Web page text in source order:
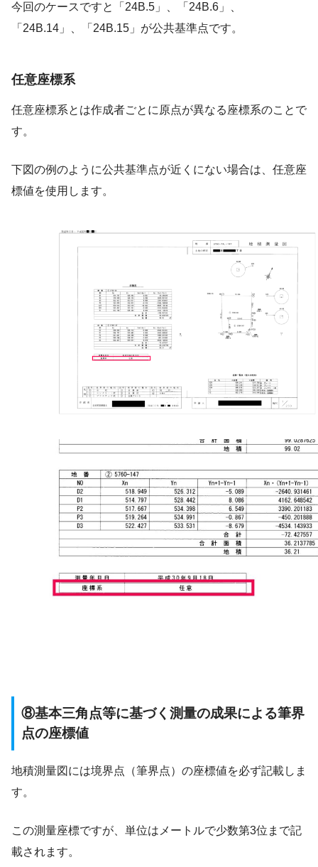
今回のケースですと「24B.5」、「24B.6」、
「24B.14」、「24B.15」が公共基準点です。
任意座標系
任意座標系とは作成者ごとに原点が異なる座標系のことで
す。
下図の例のように公共基準点が近くにない場合は、任意座
標値を使用します。
⑧基本三角点等に基づく測量の成果による筆界
点の座標値
地積測量図には境界点（筆界点）の座標値を必ず記載しま
す。
この測量座標ですが、単位はメートルで少数第3位まで記
載されます。